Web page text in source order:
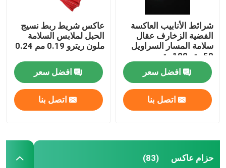
شرائط الأنابيب العاكسة
الفضية الزخارف عقال
سلامة المسار السراويل
50 متر 100 متر
افضل سعر
اتصل بنا
عاكس شريط ربط نسيج
الحبل لملابس السلامة
ملون ريترو 0.19 مم 0.24
افضل سعر
اتصل بنا
حزام عاكس (83)